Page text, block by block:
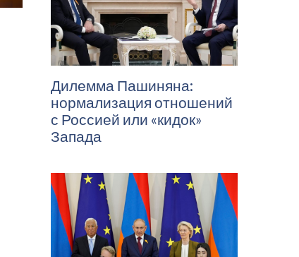
Дилемма Пашиняна:
нормализация отношений
с Россией или «кидок»
Запада